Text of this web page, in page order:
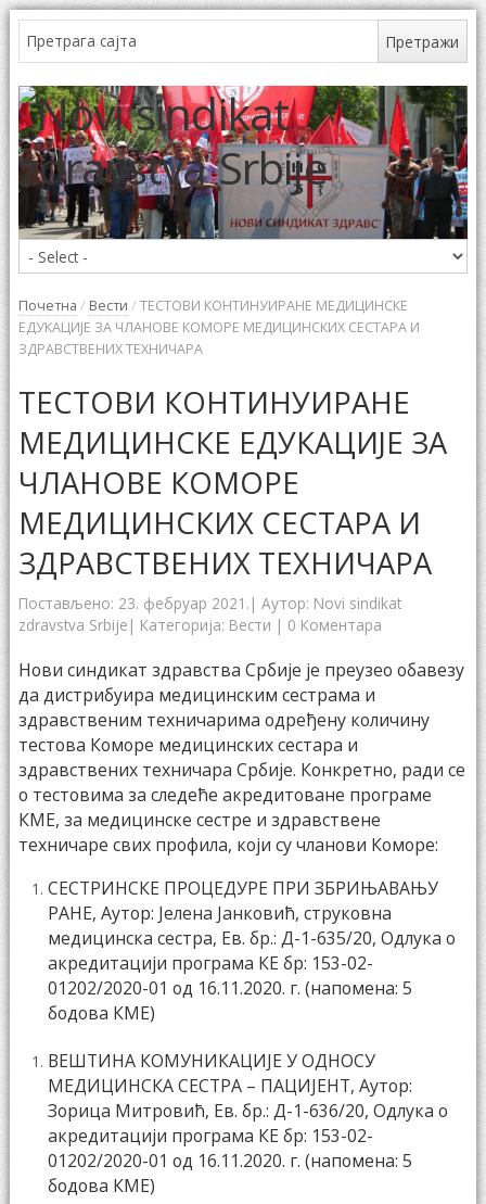
Почетна / Вести / ТЕСТОВИ КОНТИНУИРАНЕ МЕДИЦИНСКЕ
ЕДУКАЦИЈЕ ЗА ЧЛАНОВЕ КОМОРЕ МЕДИЦИНСКИХ СЕСТАРА И
ЗДРАВСТВЕНИХ ТЕХНИЧАРА
ТЕСТОВИ КОНТИНУИРАНЕ
МЕДИЦИНСКЕ ЕДУКАЦИЈЕ ЗА
ЧЛАНОВЕ КОМОРЕ
МЕДИЦИНСКИХ СЕСТАРА И
ЗДРАВСТВЕНИХ ТЕХНИЧАРА
Постављено: 23. фебруар 2021. | Аутор: Novi sindikat
zdravstva Srbije | Категорија: Вести | 0 Коментара
Нови синдикат здравства Србије је преузео обавезу
да дистрибуира медицинским сестрама и
здравственим техничарима одређену количину
тестова Коморе медицинских сестара и
здравствених техничара Србије. Конкретно, ради се
о тестовима за следеће акредитоване програме
КМЕ, за медицинске сестре и здравствене
техничаре свих профила, који су чланови Коморе:
СЕСТРИНСКЕ ПРОЦЕДУРЕ ПРИ ЗБРИЊАВАЊУ
РАНЕ, Аутор: Јелена Јанковић, струковна
медицинска сестра, Eв. бр.: Д-1-635/20, Одлука о
акредитацији програма КЕ бр: 153-02-
01202/2020-01 од 16.11.2020. г. (напомена: 5
бодова КМЕ)
ВЕШТИНА КОМУНИКАЦИЈЕ У ОДНОСУ
МЕДИЦИНСКА СЕСТРА – ПАЦИЈЕНТ, Аутор:
Зорица Митровић, Eв. бр.: Д-1-636/20, Одлука о
акредитацији програма КЕ бр: 153-02-
01202/2020-01 од 16.11.2020. г. (напомена: 5
бодова КМЕ)